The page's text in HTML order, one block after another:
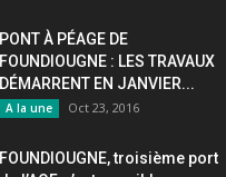
PONT À PÉAGE DE
FOUNDIOUGNE : LES TRAVAUX
DÉMARRENT EN JANVIER...
A la une Oct 23, 2016
FOUNDIOUGNE, troisième port